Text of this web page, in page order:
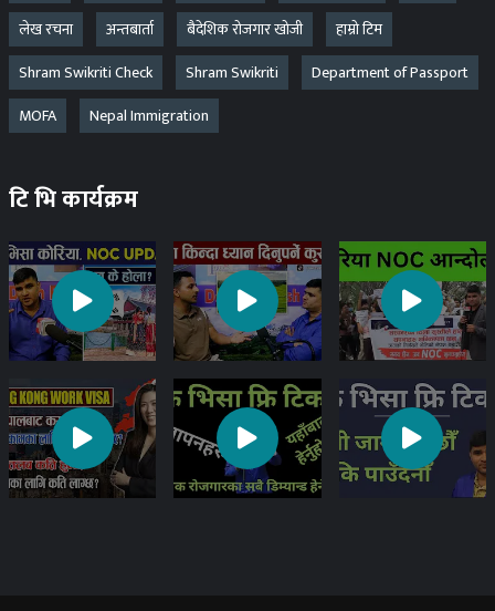
लेख रचना
अन्तबार्ता बैदेशिक रोजगार खोजी
हाम्रो टिम
Shram Swikriti Check
Shram Swikriti
Department of Passport
MOFA
Nepal Immigration
टि भि कार्यक्रम